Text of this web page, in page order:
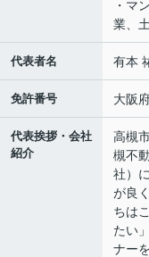
・マ
業、
代表者名 有本
免許番号 大阪
代表挨拶・会社
紹介
高槻
槻不
社）
が良
ちは
たい
ナー